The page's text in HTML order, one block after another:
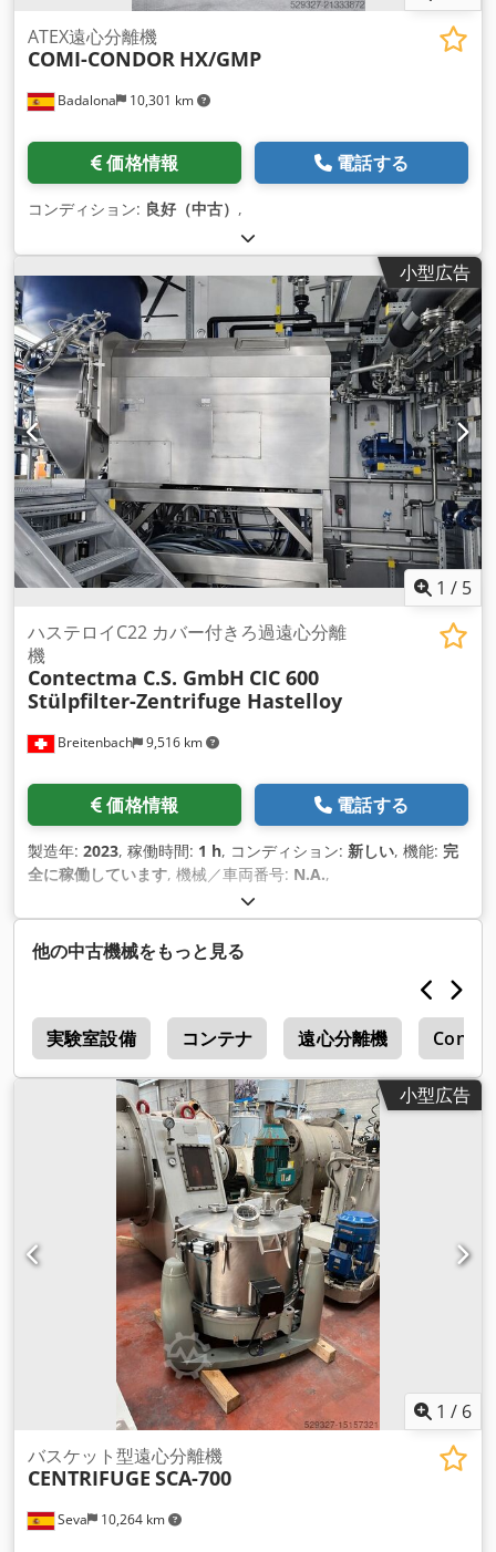
Badalona 10,301 km
ATEX遠心分離機
COMI-CONDOR HX/GMP
価格情報 電話する
コンディション: 良好（中古） ,
小型広告
1 / 5
Breitenbach 9,516 km
ハステロイC22 カバー付きろ過遠心分離
機
Contectma C.S. GmbH CIC 600
Stülpfilter-Zentrifuge Hastelloy
価格情報 電話する
製造年: 2023, 稼働時間: 1 h, コンディション: 新しい, 機能: 完
全に稼働しています, 機械／車両番号: N.A.,
他の中古機械をもっと見る
実験室設備 コンテナ 遠心分離機
小型広告
1 / 6
Seva 10,264 km
バスケット型遠心分離機
CENTRIFUGE SCA-700